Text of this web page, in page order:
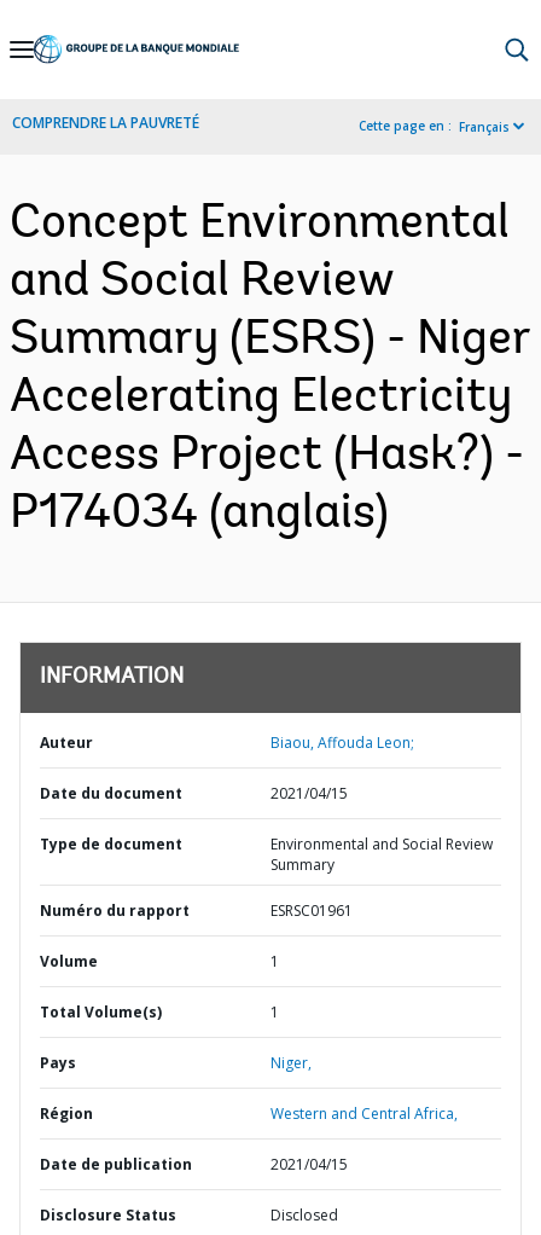
Skip
Navigation
COMPRENDRE LA PAUVRETÉ Cette page en : Français
Concept Environmental
and Social Review
Summary (ESRS) - Niger
Accelerating Electricity
Access Project (Hask?) -
P174034 (anglais)
INFORMATION
Auteur Biaou, Affouda Leon;
Date du document 2021/04/15
Type de document
Environmental and Social Review
Summary
Numéro du rapport ESRSC01961
Volume 1
Total Volume(s) 1
Pays Niger,
Région Western and Central Africa,
Date de publication 2021/04/15
Disclosure Status Disclosed